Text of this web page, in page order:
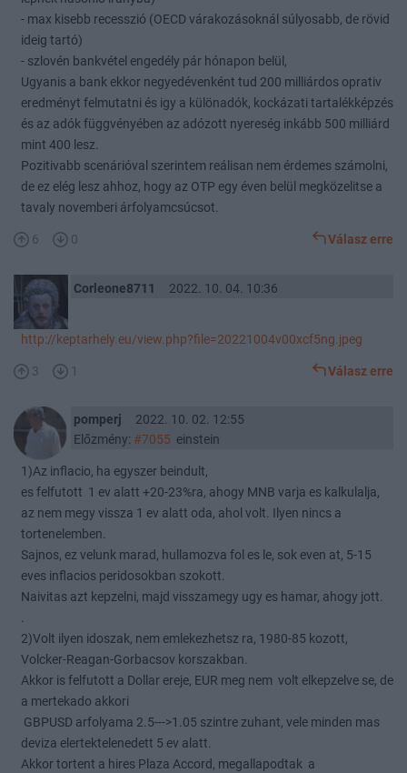
- max kisebb recesszió (OECD várakozásoknál súlyosabb, de rövid
ideig tartó)
- szlovén bankvétel engedély pár hónapon belül,
Ugyanis a bank ekkor negyedévenként tud 200 milliárdos oprativ
eredményt felmutatni és igy a különadók, kockázati tartalékképzés
és az adók függvényében az adózott nyereség inkább 500 milliárd
mint 400 lesz.
Pozitivabb scenárióval szerintem reálisan nem érdemes számolni,
de ez elég lesz ahhoz, hogy az OTP egy éven belül megközelitse a
tavaly novemberi árfolyamcsúcsot.
6 0 Válasz erre
Corleone8711 2022. 10. 04. 10:36
http://keptarhely.eu/view.php?file=20221004v00xcf5ng.jpeg
3 1 Válasz erre
pomperj
2022. 10. 02. 12:55
Előzmény: #7055 einstein
1)Az inflacio, ha egyszer beindult,
es felfutott 1 ev alatt +20-23%ra, ahogy MNB varja es kalkulalja,
az nem megy vissza 1 ev alatt oda, ahol volt. Ilyen nincs a
tortenelemben.
Sajnos, ez velunk marad, hullamozva fol es le, sok even at, 5-15
eves inflacios peridosokban szokott.
Naivitas azt kepzelni, majd visszamegy ugy es hamar, ahogy jott.
.
2)Volt ilyen idoszak, nem emlekezhetsz ra, 1980-85 kozott,
Volcker-Reagan-Gorbacsov korszakban.
Akkor is felfutott a Dollar ereje, EUR meg nem volt elkepzelve se, de
a mertekado akkori
GBPUSD arfolyama 2.5--->1.05 szintre zuhant, vele minden mas
deviza elertektelenedett 5 ev alatt.
Akkor tortent a hires Plaza Accord, megallapodtak a